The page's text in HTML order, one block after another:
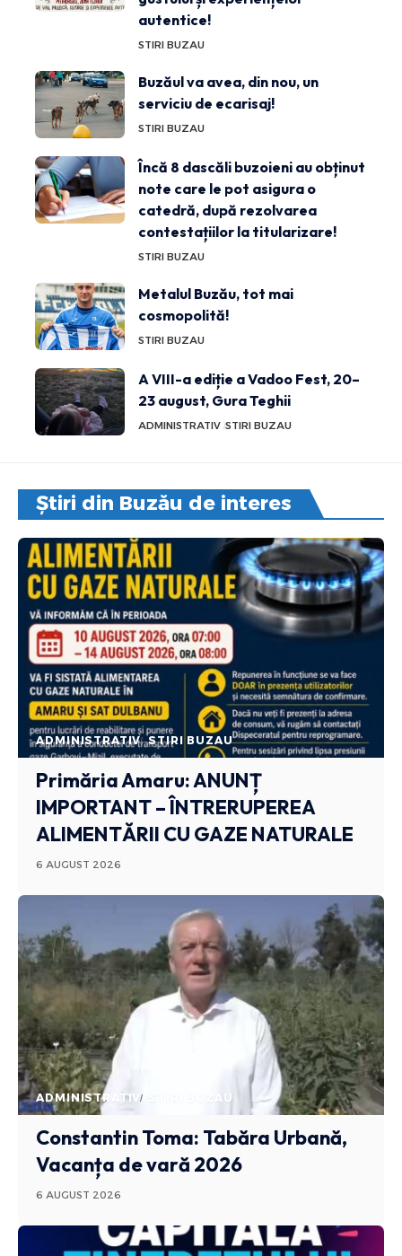
autentice!
STIRI BUZAU
Buzăul va avea, din nou, un
serviciu de ecarisaj!
STIRI BUZAU
Încă 8 dascăli buzoieni au obținut
note care le pot asigura o
catedră, după rezolvarea
contestațiilor la titularizare!
STIRI BUZAU
Metalul Buzău, tot mai
cosmopolită!
STIRI BUZAU
A VIII-a ediție a Vadoo Fest, 20–
23 august, Gura Teghii
ADMINISTRATIV STIRI BUZAU
Știri din Buzău de interes
ADMINISTRATIV STIRI BUZAU
Primăria Amaru: ANUNȚ
IMPORTANT – ÎNTRERUPEREA
ALIMENTĂRII CU GAZE NATURALE
6 AUGUST 2026
ADMINISTRATIV STIRI BUZAU
Constantin Toma: Tabăra Urbană,
Vacanța de vară 2026
6 AUGUST 2026